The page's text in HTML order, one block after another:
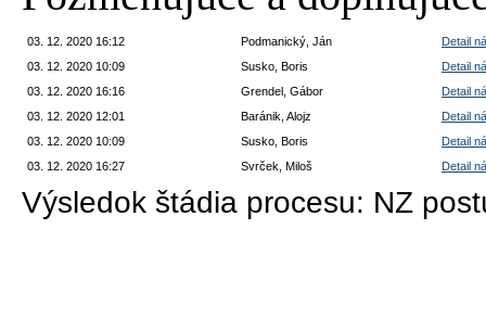
03. 12. 2020 16:12 Podmanický, Ján
Detail
03. 12. 2020 10:09
Susko, Boris
Detail
03. 12. 2020 16:16
Grendel, Gábor
Detail
03. 12. 2020 12:01
Baránik, Alojz
Detail
03. 12. 2020 10:09
Susko, Boris
Detail
03. 12. 2020 16:27
Svrček, Miloš Detail
Výsledok štádia procesu: NZ